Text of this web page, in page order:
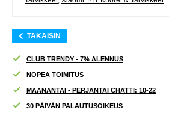
TAKAISIN
CLUB TRENDY - 7% ALENNUS
NOPEA TOIMITUS
MAANANTAI - PERJANTAI CHATTI: 10-22
30 PÄIVÄN PALAUTUSOIKEUS